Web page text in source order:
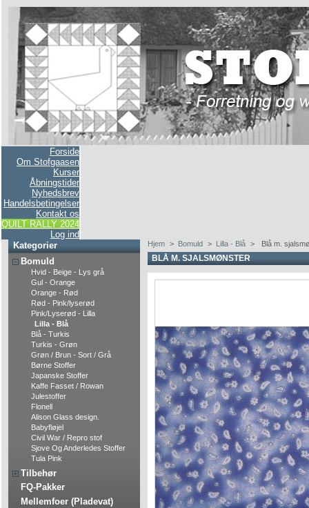
Forside
Om Stofgaasen
Kurser
Åbningstider
Nyhedsbrev
Handelsbetingelser
Kontakt os
QUILT RALLY 2024
Log ind
Kategorier
Bomuld
Hvid - Beige - Lys grå
Gul - Orange
Orange - Rød
Rød - Pink/lyserød
Pink/Lyserød - Lilla
Lilla - Blå
Blå - Turkis
Turkis - Grøn
Grøn / Brun - Sort / Grå
Børne Stoffer
Japanske Stoffer
Kaffe Fasset / Rowan
Julestoffer
Flonell
Alison Glass design.
Babyfløjel
Civil War / Repro stof
Sjove Og Anderledes Stoffer
Tula Pink
Tilbehør
FQ-Pakker
Mellemfoer (Pladevat)
Hjem > Bomuld > Lilla - Blå > Blå m.
BLÅ M. SJALSMØNSTER